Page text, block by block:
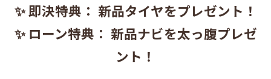
✨ 即決特典： 新品タイヤをプレゼント！
✨ ローン特典： 新品ナビを太っ腹プレゼ
ント！